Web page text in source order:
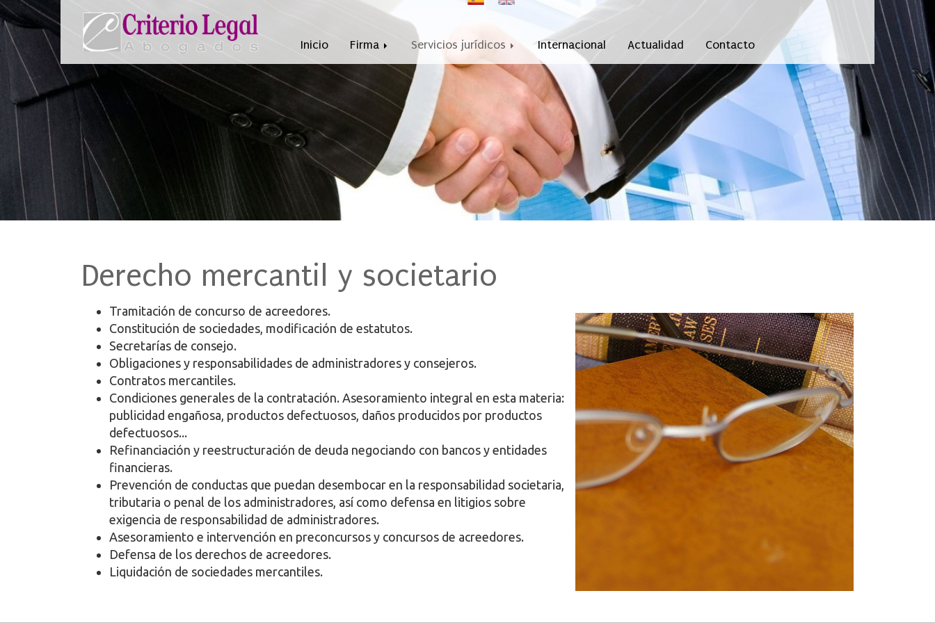
Inicio Firma Servicios jurídicos Internacional Actualidad Contacto
Derecho mercantil y societario
Tramitación de concurso de acreedores.
Constitución de sociedades, modificación de estatutos.
Secretarías de consejo.
Obligaciones y responsabilidades de administradores y consejeros.
Contratos mercantiles.
Condiciones generales de la contratación. Asesoramiento integral en esta materia:
publicidad engañosa, productos defectuosos, daños producidos por productos
defectuosos...
Refinanciación y reestructuración de deuda negociando con bancos y entidades
financieras.
Prevención de conductas que puedan desembocar en la responsabilidad societaria,
tributaria o penal de los administradores, así como defensa en litigios sobre
exigencia de responsabilidad de administradores.
Asesoramiento e intervención en preconcursos y concursos de acreedores.
Defensa de los derechos de acreedores.
Liquidación de sociedades mercantiles.